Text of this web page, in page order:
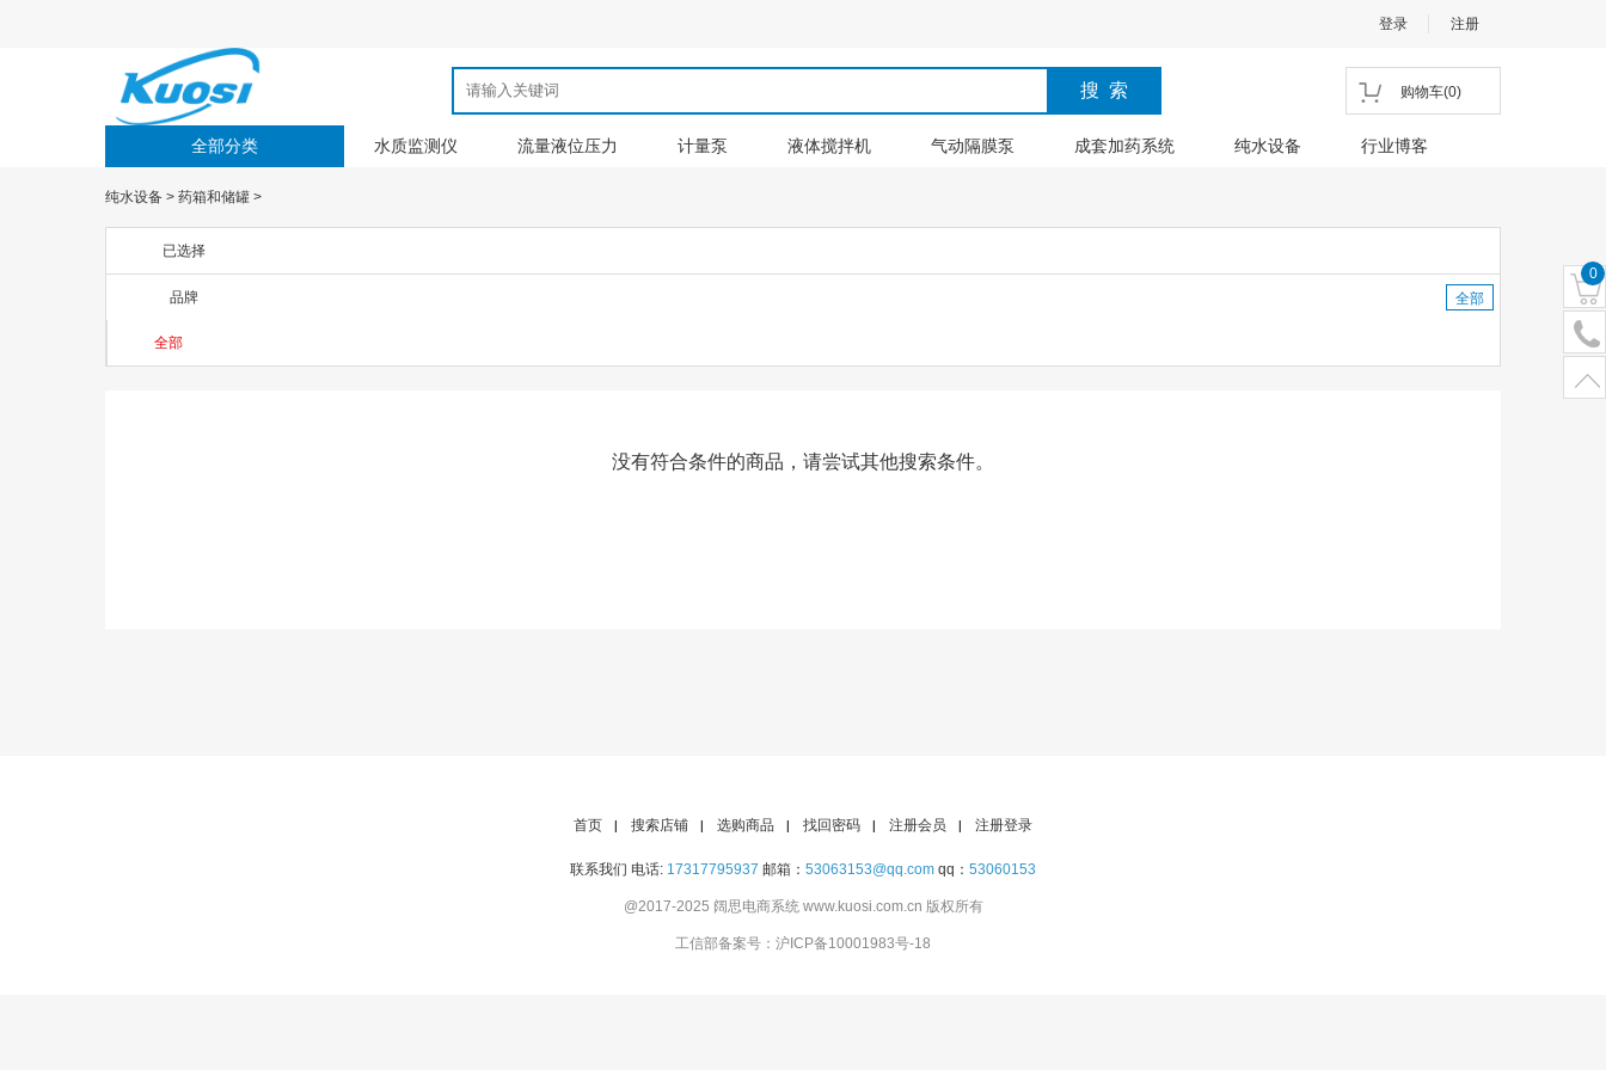
登录 注册
购物车(0)
全部分类 水质监测仪 流量液位压力 计量泵 液体搅拌机 气动隔膜泵 成套加药系统 纯水设备 行业博客
纯水设备 > 药箱和储罐 >
已选择
品牌
全部
全部
没有符合条件的商品，请尝试其他搜索条件。
首页 搜索店铺 选购商品 找回密码 注册会员 注册登录
联系我们 电话: 17317795937 邮箱： 53063153@qq.com qq： 53060153
@2017-2025 阔思电商系统 www.kuosi.com.cn 版权所有
工信部备案号：沪ICP备10001983号-18
0